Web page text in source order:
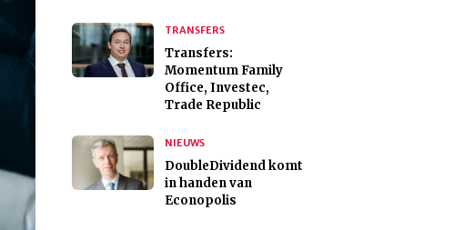
TRANSFERS
Transfers:
Momentum Family
Office, Investec,
Trade Republic
NIEUWS
DoubleDividend komt
in handen van
Econopolis